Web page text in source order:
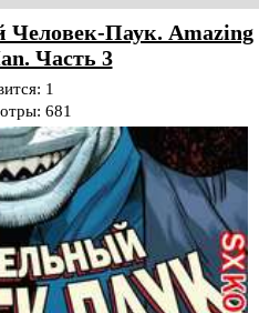
Паук. Amazing
Часть 3
1
681